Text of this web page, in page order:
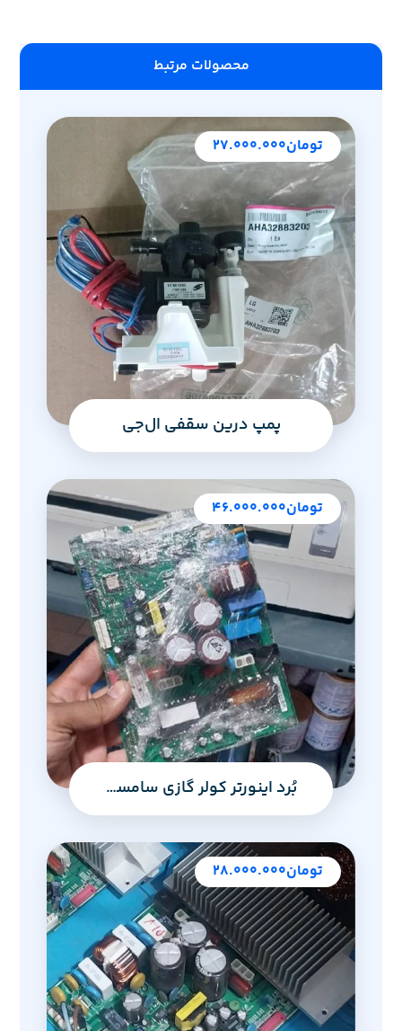
محصولات مرتبط
پمپ درین سقفی ال‌جی
تومان۲۷.۰۰۰.۰۰۰
بُرد اینورتر کولر گازی سامسونگ مدل مالدیو
تومان۴۶.۰۰۰.۰۰۰
تومان۲۸.۰۰۰.۰۰۰